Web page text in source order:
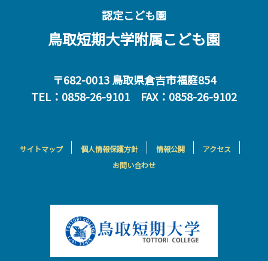
認定こども園
鳥取短期大学附属こども園
〒682-0013 鳥取県倉吉市福庭854
TEL：0858-26-9101 FAX：0858-26-9102
サイトマップ 個人情報保護方針 情報公開
アクセス
お問い合わせ